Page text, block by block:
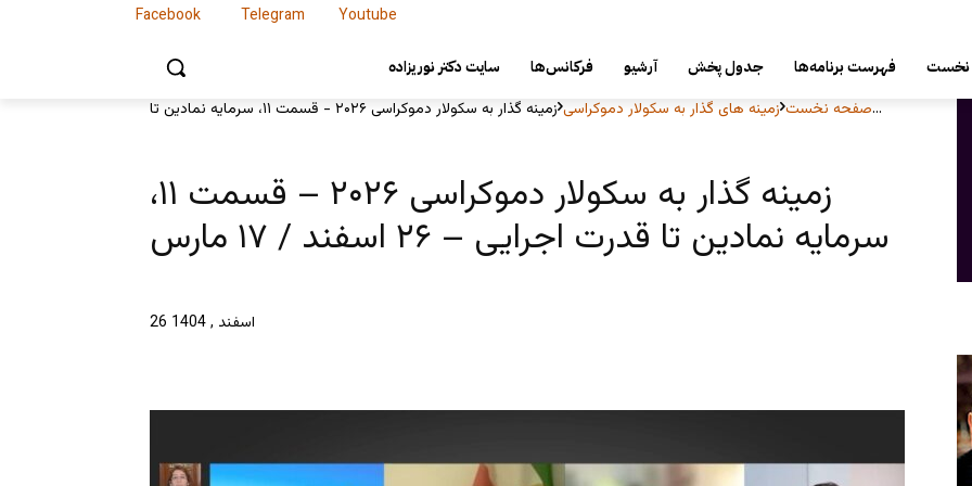
FacebookFacebookTelegramTelegramYoutubeYoutube
فهرست برنامه‌ها جدول پخش آرشیو فرکانس‌ها سایت دکتر نوریزاده
صفحه نخست زمينه هاى گذار به سكولار دموكراسى زمینه گذار به سکولار دموکراسی ۲۰۲۶ - قسمت ۱۱، سرمایه نمادین تا...
زمینه گذار به سکولار دموکراسی ۲۰۲۶ – قسمت ۱۱،
سرمایه نمادین تا قدرت اجرایی – ۲۶ اسفند / ۱۷ مارس
26 اسفند , 1404